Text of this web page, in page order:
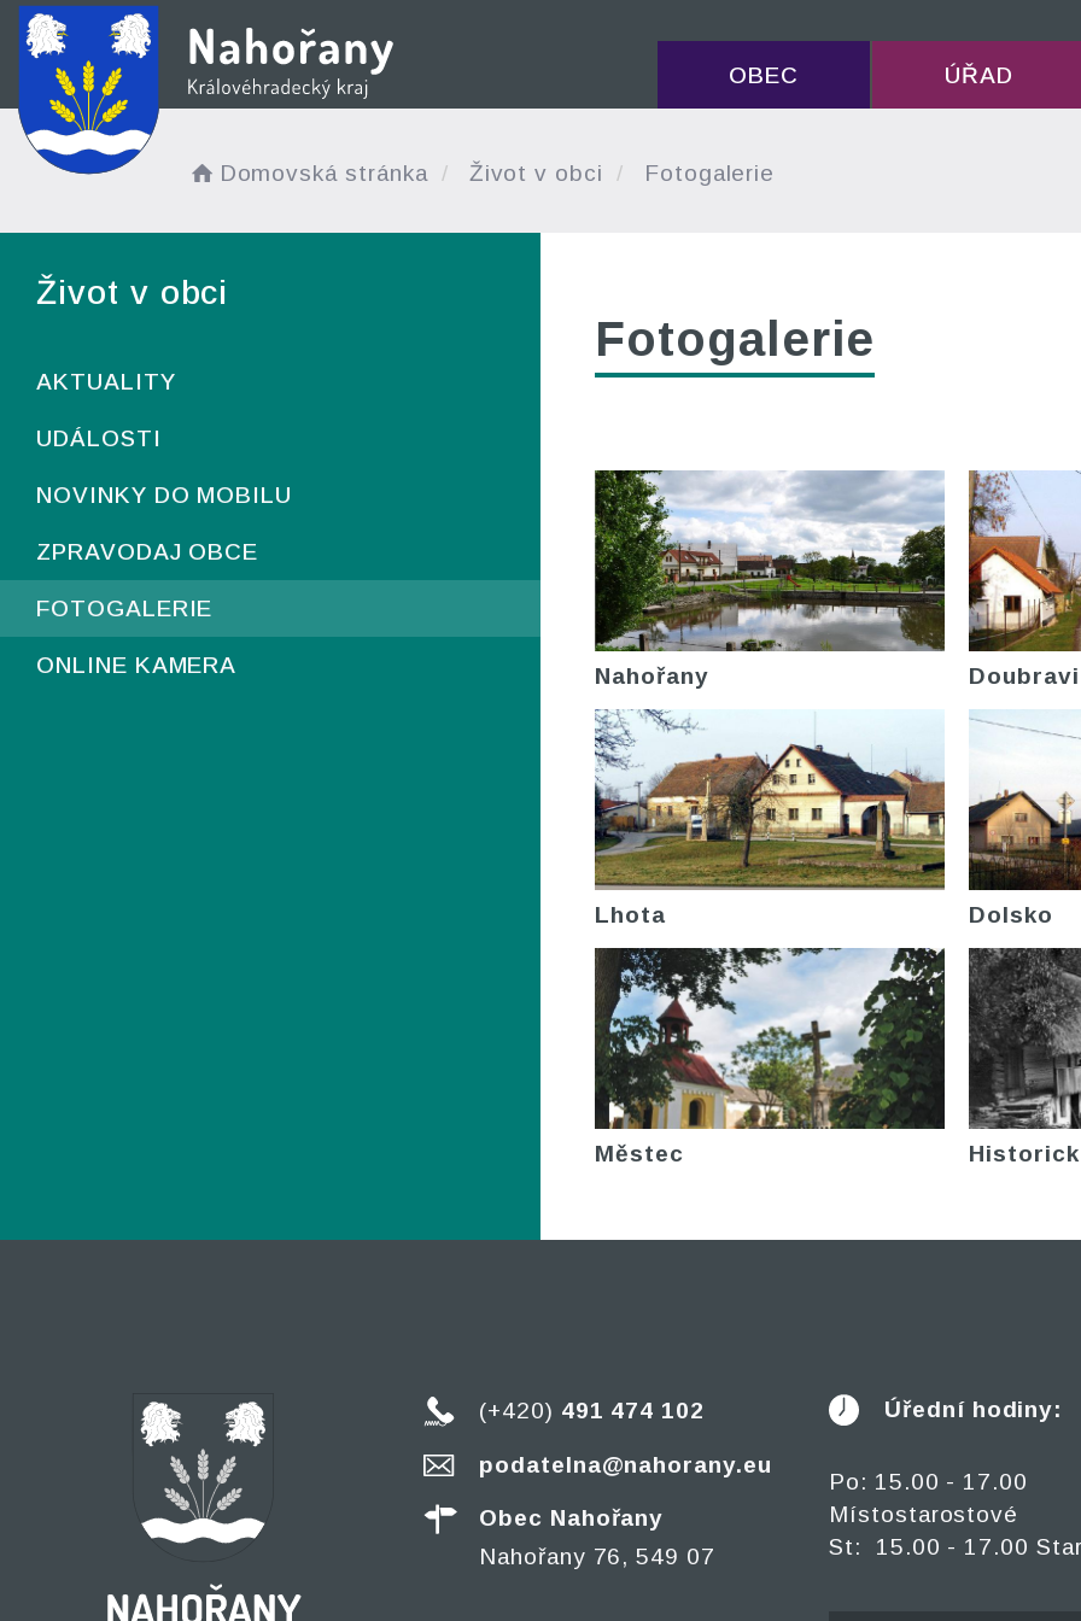
OBEC ÚŘAD
Domovská stránka Život v obci Fotogalerie
Život v obci
AKTUALITY
UDÁLOSTI
NOVINKY DO MOBILU
ZPRAVODAJ OBCE
FOTOGALERIE
ONLINE KAMERA
Fotogalerie
Nahořany
Lhota Dolsko
Městec
(+420) 491 474 102
podatelna@nahorany.eu
Obec Nahořany
Nahořany 76, 549 07
Úřední hodiny:
Po: 15.00 - 17.00
Místostarostové
St: 15.00 - 17.00